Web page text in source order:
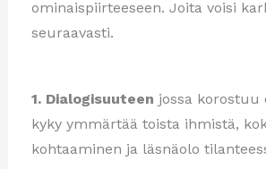
ominaispiirteeseen. Joita voisi
seuraavasti.
1. Dialogisuuteen jossa korostuu
kyky ymmärtää toista ihmistä,
kohtaaminen ja läsnäolo